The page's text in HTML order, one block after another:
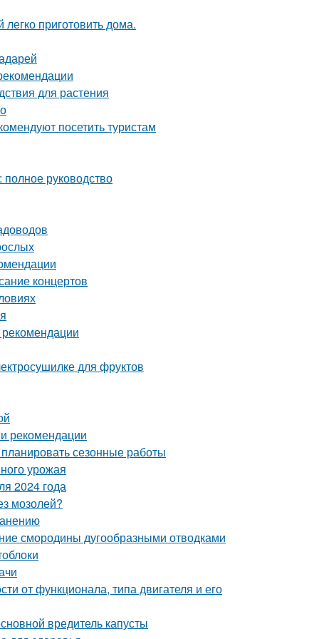
приготовить дома.
для растения
посетить туристам
руководство
концертов
для фруктов
рекомендации
сезонные работы
урожая
2024 года
мозолей?
смородины дугообразными отводками
от функционала, типа двигателя и его
вредитель капусты